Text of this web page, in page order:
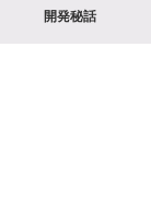
開発秘話